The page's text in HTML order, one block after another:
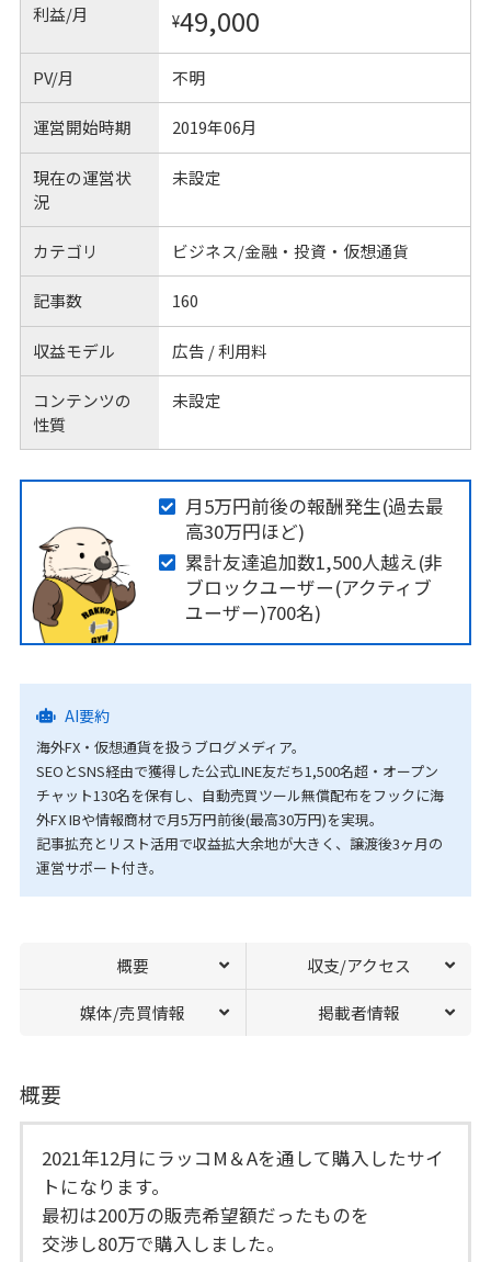
利益/月 ¥49,000
PV/月 不明
運営開始時期 2019年06月
現在の運営状
況
未設定
カテゴリ ビジネス/金融・投資・仮想通貨
記事数 160
収益モデル 広告 / 利用料
コンテンツの
性質
未設定
月5万円前後の報酬発生(過去最
高30万円ほど)
累計友達追加数1,500人越え(非
ブロックユーザー(アクティブ
ユーザー)700名)
AI要約
海外FX・仮想通貨を扱うブログメディア。
SEOとSNS経由で獲得した公式LINE友だち1,500名超・オープン
チャット130名を保有し、自動売買ツール無償配布をフックに海
外FX IBや情報商材で月5万円前後(最高30万円)を実現。
記事拡充とリスト活用で収益拡大余地が大きく、譲渡後3ヶ月の
運営サポート付き。
概要 収支/アクセス
媒体/売買情報 掲載者情報
概要
2021年12月にラッコM＆Aを通して購入したサイ
トになります。
最初は200万の販売希望額だったものを
交渉し80万で購入しました。